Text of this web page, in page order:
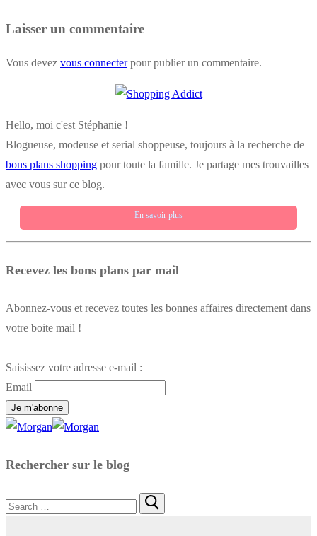
Laisser un commentaire
Vous devez vous connecterpour publier un commentaire.
Hello, moi c'est Stéphanie !
Blogueuse, modeuse et serial shoppeuse, toujours à la recherche de
bons plans shopping pour toute la famille. Je partage mes trouvailles
avec vous sur ce blog.
En savoir plus
Recevez les bons plans par mail
Abonnez-vous et recevez toutes les bonnes affaires directement dans
votre boite mail !
Saisissez votre adresse e-mail :
Email
Rechercher sur le blog
Rechercher